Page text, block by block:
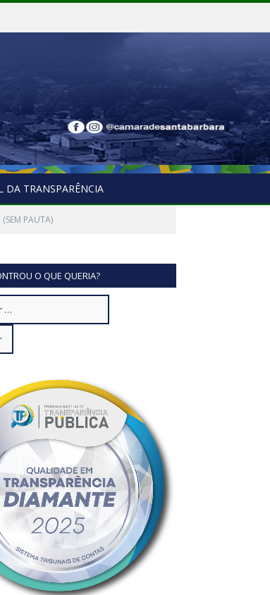
DA TRANSPARÊNCIA
PAUTA)
O QUE QUERIA?